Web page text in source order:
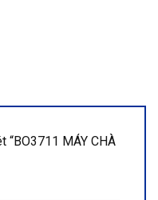
“BO3711 MÁY CHÀ